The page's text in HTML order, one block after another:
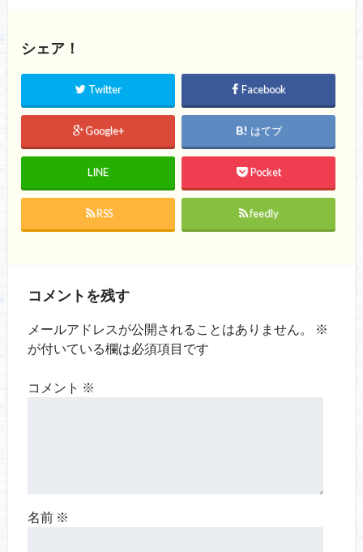
シェア！
Twitter Facebook
Google+ はてブ
LINE Pocket
RSS feedly
コメントを残す
メールアドレスが公開されることはありません。
※
が付いている欄は必須項目です
コメント ※
名前 ※